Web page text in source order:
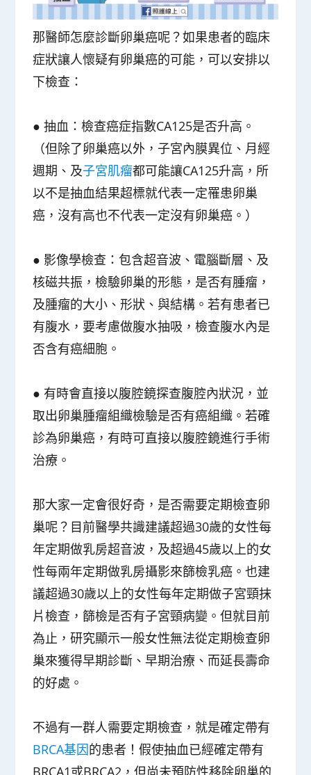
那醫師怎麼診斷卵巢癌呢？如果患者的臨床
症狀讓人懷疑有卵巢癌的可能，可以安排以
下檢查：
● 抽血：檢查癌症指數CA125是否升高。
（但除了卵巢癌以外，子宮內膜異位、月經
週期、及子宮肌瘤都可能讓CA125升高，所
以不是抽血結果超標就代表一定罹患卵巢
癌，沒有高也不代表一定沒有卵巢癌。）
● 影像學檢查：包含超音波、電腦斷層、及
核磁共振，檢驗卵巢的形態，是否有腫瘤，
及腫瘤的大小、形狀、與結構。若有患者已
有腹水，要考慮做腹水抽吸，檢查腹水內是
否含有癌細胞。
● 有時會直接以腹腔鏡探查腹腔內狀況，並
取出卵巢腫瘤組織檢驗是否有癌組織。若確
診為卵巢癌，有時可直接以腹腔鏡進行手術
治療。
那大家一定會很好奇，是否需要定期檢查卵
巢呢？目前醫學共識建議超過30歲的女性每
年定期做乳房超音波，及超過45歲以上的女
性每兩年定期做乳房攝影來篩檢乳癌。也建
議超過30歲以上的女性每年定期做子宮頸抹
片檢查，篩檢是否有子宮頸病變。但就目前
為止，研究顯示一般女性無法從定期檢查卵
巢來獲得早期診斷、早期治療、而延長壽命
的好處。
不過有一群人需要定期檢查，就是確定帶有
BRCA基因的患者！假使抽血已經確定帶有
BRCA1或BRCA2，但尚未預防性移除卵巢的